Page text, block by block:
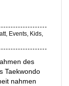
, Events, Kids,
des
Taekwondo
nahmen